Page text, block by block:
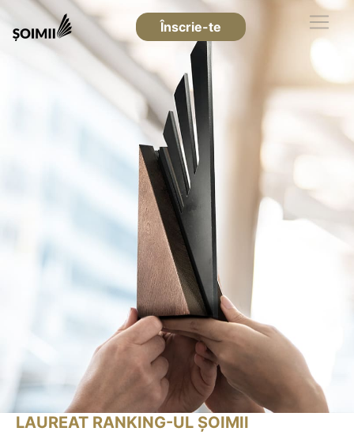
Înscrie-te
LAUREAT RANKING-UL ȘOIMII